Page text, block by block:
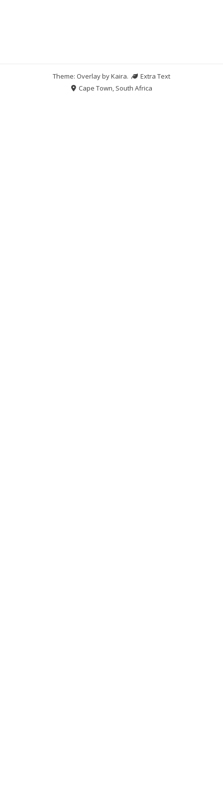
Theme: Overlay byKaira.
Extra Text
Cape Town, South Africa